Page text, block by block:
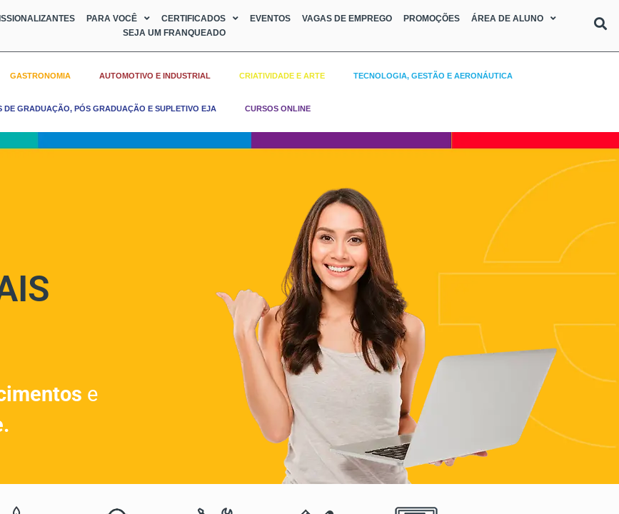
PARA VOCÊ CERTIFICADOS EVENTOS VAGAS DE EMPREGO PROMOÇÕES
ÁREA DE ALUNO
SEJA UM FRANQUEADO
GASTRONOMIA AUTOMOTIVO E INDUSTRIAL CRIATIVIDADE E ARTE TECNOLOGIA, GESTÃO E AERONÁUTICA
DE GRADUAÇÃO, PÓS GRADUAÇÃO E SUPLETIVO EJA CURSOS ONLINE
e